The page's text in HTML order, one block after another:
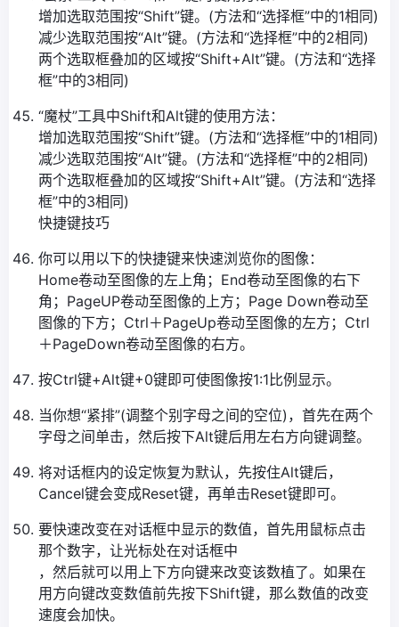
增加选取范围按“Shift”键。(方法和“选择框”中的1相同)
减少选取范围按“Alt”键。(方法和“选择框”中的2相同)
两个选取框叠加的区域按“Shift+Alt”键。(方法和“选择
框”中的3相同)
“魔杖”工具中Shift和Alt键的使用方法：
增加选取范围按“Shift”键。(方法和“选择框”中的1相同)
减少选取范围按“Alt”键。(方法和“选择框”中的2相同)
两个选取框叠加的区域按“Shift+Alt”键。(方法和“选择
框”中的3相同)
快捷键技巧
你可以用以下的快捷键来快速浏览你的图像：
Home卷动至图像的左上角；End卷动至图像的右下
角；PageUP卷动至图像的上方；Page Down卷动至
图像的下方；Ctrl＋PageUp卷动至图像的左方；Ctrl
＋PageDown卷动至图像的右方。
按Ctrl键+Alt键+0键即可使图像按1:1比例显示。
当你想“紧排”(调整个别字母之间的空位)，首先在两个
字母之间单击，然后按下Alt键后用左右方向键调整。
将对话框内的设定恢复为默认，先按住Alt键后，
Cancel键会变成Reset键，再单击Reset键即可。
要快速改变在对话框中显示的数值，首先用鼠标点击
那个数字，让光标处在对话框中
，然后就可以用上下方向键来改变该数植了。如果在
用方向键改变数值前先按下Shift键，那么数值的改变
速度会加快。